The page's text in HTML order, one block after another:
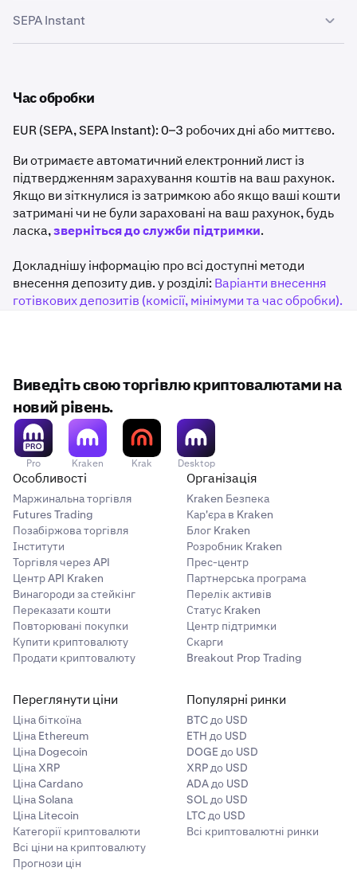
Єдина зона платежів у євро (SEPA) — це ініціатива
дозволяє здійснювати швидкі, надійні та дешеві
Загальна інформація про SEPA.
SEPA Instant
10 секунд. Якщо ваш банк підтримує SEPA Instant, ви
можете надсилати кошти на свій обліковий запис
Kraken і з нього в режимі реального часу.Іноді
обробку банком-відправником і банком-
отримувачем.
За миттєві кредитні перекази SEPA (SCT Ins) може
стягуватися банківська комісія, тому зверніться до
максимальний ліміт для SCT Instant становить 100
000,00 € за транзакцію. Цей ліміт встановлено
мережею SCT Instant і він не залежить від Kraken.
Час обробки
EUR (SEPA, SEPA Instant): 0–3 робочих дні або миттєво.
Ви отримаєте автоматичний електронний лист із
підтвердженням зарахування коштів на ваш рахунок.
Якщо ви зіткнулися із затримкою або якщо ваші кошти
затримані чи не були зараховані на ваш рахунок, будь
ласка,зверніться до служби підтримки.
Докладнішу інформацію про всі доступні методи
внесення депозиту див. у розділі: Варіанти внесення
готівкових депозитів (комісії, мінімуми та час обробки).
Виведіть свою торгівлю криптовалютами на
новий рівень.
Pro Kraken Krak Desktop
Особливості
Маржинальна торгівля
Futures Trading
Позабіржова торгівля
Інститути
Торгівля через API
Центр API Kraken
Винагороди за стейкінг
Переказати кошти
Повторювані покупки
Купити криптовалюту
Продати криптовалюту
Організація
Kraken Безпека
Кар'єра в Kraken
Блог Kraken
Розробник Kraken
Прес-центр
Партнерська програма
Перелік активів
Статус Kraken
Центр підтримки
Скарги
Breakout Prop Trading
Переглянути ціни
Ціна біткоїна
Ціна Ethereum
Ціна Dogecoin
Ціна XRP
Ціна Cardano
Ціна Solana
Ціна Litecoin
Категорії криптовалюти
Всі ціни на криптовалюту
Прогнози цін
Популярні ринки
BTC до USD
ETH до USD
DOGE до USD
XRP до USD
ADA до USD
SOL до USD
LTC до USD
Всі криптовалютні ринки